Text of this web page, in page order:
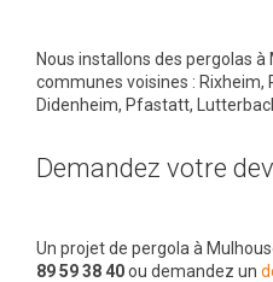
Nous installons des pergolas à
communes voisines : Rixheim,
Didenheim, Pfastatt,
Demandez votre
Un projet de pergola à
89 59 38 40ou demandez un